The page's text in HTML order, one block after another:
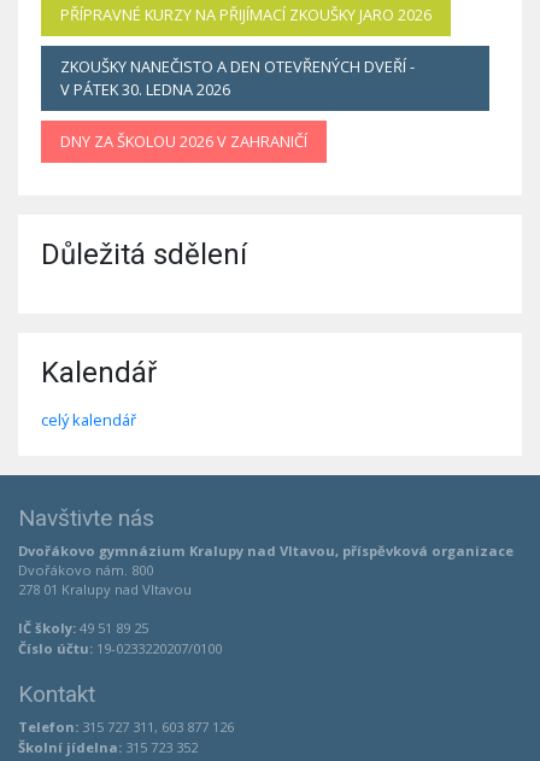
PŘÍPRAVNÉ KURZY NA PŘIJÍMACÍ ZKOUŠKY JARO 2026
ZKOUŠKY NANEČISTO A DEN OTEVŘENÝCH DVEŘÍ -
V PÁTEK 30. LEDNA 2026
DNY ZA ŠKOLOU 2026 V ZAHRANIČÍ
Důležitá sdělení
Kalendář
celý kalendář
Navštivte nás
Dvořákovo gymnázium Kralupy nad Vltavou, příspěvková organizace
Dvořákovo nám. 800
278 01 Kralupy nad Vltavou
IČ školy: 49 51 89 25
Číslo účtu: 19-0233220207/0100
Kontakt
Telefon: 315 727 311, 603 877 126
Školní jídelna: 315 723 352